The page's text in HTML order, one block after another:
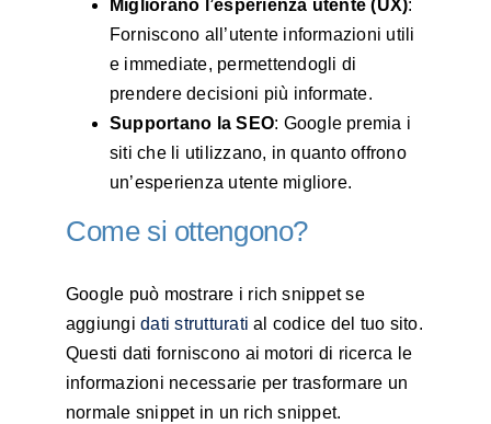
Migliorano l’esperienza utente (UX):
Forniscono all’utente informazioni utili
e immediate, permettendogli di
prendere decisioni più informate.
Supportano la SEO: Google premia i
siti che li utilizzano, in quanto offrono
un’esperienza utente migliore.
Come si ottengono?
Google può mostrare i rich snippet se
aggiungidati strutturati al codice del tuo sito.
Questi dati forniscono ai motori di ricerca le
informazioni necessarie per trasformare un
normale snippet in un rich snippet.